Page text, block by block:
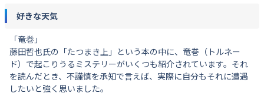
好きな天気
「竜巻」
藤田哲也氏の「たつまき上」という本の中に、竜巻（トルネー
ド）で起こりうるミステリーがいくつも紹介されています。それ
を読んだとき、不謹慎を承知で言えば、実際に自分もそれに遭遇
したいと強く思いました。